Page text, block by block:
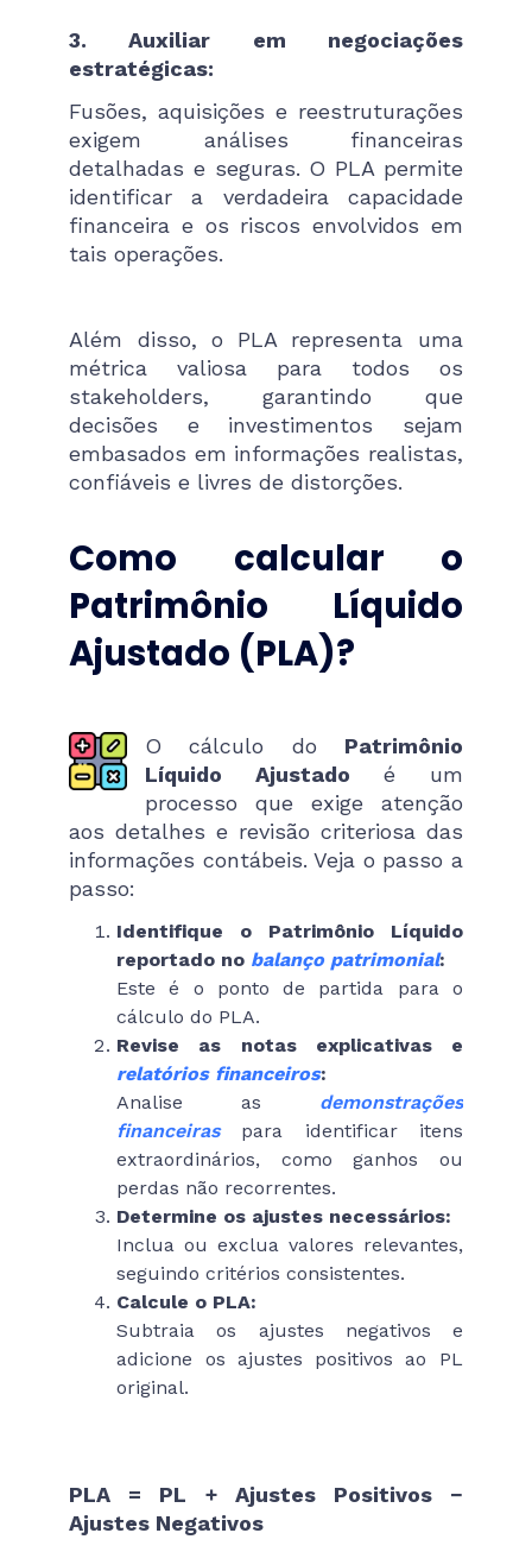
3. Auxiliar em negociações
estratégicas:
Fusões, aquisições e reestruturações
exigem análises financeiras
detalhadas e seguras. O PLA permite
identificar a verdadeira capacidade
financeira e os riscos envolvidos em
tais operações.
Além disso, o PLA representa uma
métrica valiosa para todos os
stakeholders, garantindo que
decisões e investimentos sejam
embasados em informações realistas,
confiáveis e livres de distorções.
Como calcular o
Patrimônio Líquido
Ajustado (PLA)?
O cálculo do Patrimônio
Líquido Ajustado é um
processo que exige atenção
aos detalhes e revisão criteriosa das
informações contábeis. Veja o passo a
passo:
Identifique o Patrimônio Líquido
reportado no balanço patrimonial:
Este é o ponto de partida para o
cálculo do PLA.
Revise as notas explicativas e
relatórios financeiros:
Analise as demonstrações
financeiraspara identificar itens
extraordinários, como ganhos ou
perdas não recorrentes.
Determine os ajustes necessários:
Inclua ou exclua valores relevantes,
seguindo critérios consistentes.
Calcule o PLA:
Subtraia os ajustes negativos e
adicione os ajustes positivos ao PL
original.
PLA = PL + Ajustes Positivos −
Ajustes Negativos